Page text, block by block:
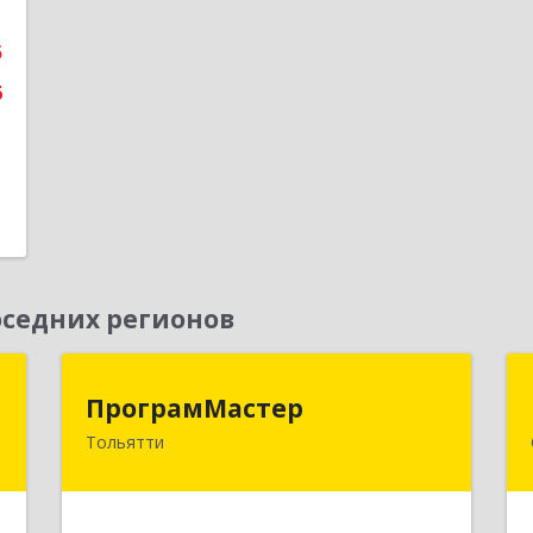
регионов
ПрограмМастер
Тольятти
445004, Самарская обл, Тольятти г,